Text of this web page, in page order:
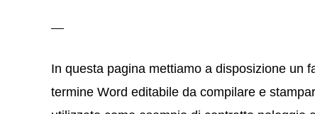
In questa pagina mettiamo a disposizione un
termine Word editabile da compilare e